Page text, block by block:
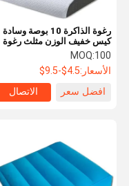
رغوة الذاكرة 10 بوصة وسادة
كيس خفيف الوزن مثلث رغوة
كيس وسادة قابلة للغسيل
MOQ:100
الأسعار:4.5$-9.5$
افضل سعر
الاتصال